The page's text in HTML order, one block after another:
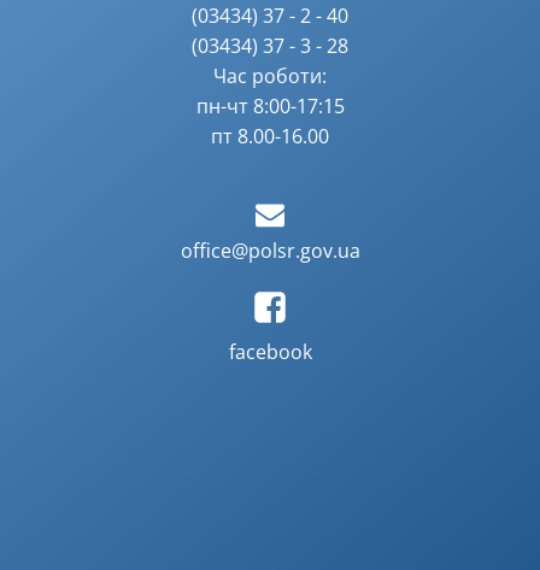
(03434) 37 - 2 - 40
(03434) 37 - 3 - 28
Час роботи:
пн-чт 8:00-17:15
пт 8.00-16.00
office@polsr.gov.ua
facebook